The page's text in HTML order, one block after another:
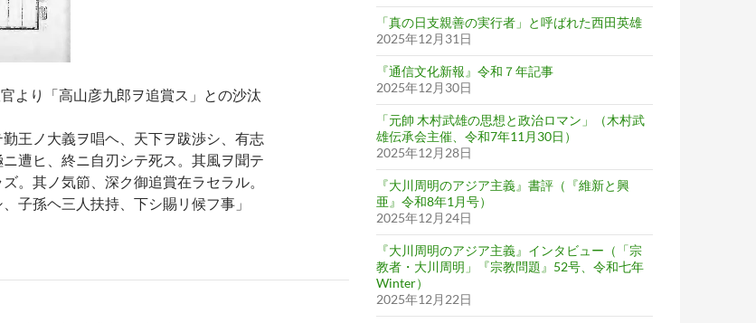
より「高山彦九郎ヲ追賞ス」との沙汰
王ノ大義ヲ唱ヘ、天下ヲ跋渉シ、有志
遭ヒ、終ニ自刃シテ死ス。其風ヲ聞テ
。其ノ気節、深ク御追賞在ラセラル。
子孫ヘ三人扶持、下シ賜リ候フ事」
「真の日支親善の実行者」と呼ばれた西田英雄
2025年12月31日
『通信文化新報』令和７年記事
2025年12月30日
「元帥 木村武雄の思想と政治ロマン」（木村武
雄伝承会主催、令和7年11月30日）
2025年12月28日
『大川周明のアジア主義』書評（『維新と興
亜』令和8年1月号）
2025年12月24日
『大川周明のアジア主義』インタビュー（「宗
教者・大川周明」『宗教問題』52号、令和七年
Winter）
2025年12月22日